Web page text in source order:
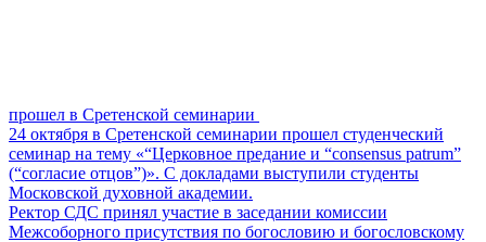
прошел в Сретенской семинарии
24 октября в Сретенской семинарии прошел студенческий
семинар на тему «“Церковное предание и “consensus patrum”
(“согласие отцов”)». С докладами выступили студенты
Московской духовной академии.
Ректор СДС принял участие в заседании комиссии
Межсоборного присутствия по богословию и богословскому